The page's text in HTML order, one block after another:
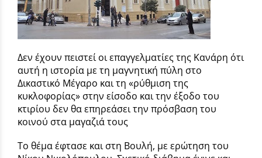
Δεν έχουν πειστεί οι επαγγελματίες της Κανάρη ότι
αυτή η ιστορία με τη μαγνητική πύλη στο
Δικαστικό Μέγαρο και τη «ρύθμιση της
κυκλοφορίας» στην είσοδο και την έξοδο του
κτιρίου δεν θα επηρεάσει την πρόσβαση του
κοινού στα μαγαζιά τους
Το θέμα έφτασε και στη Βουλή, με ερώτηση του